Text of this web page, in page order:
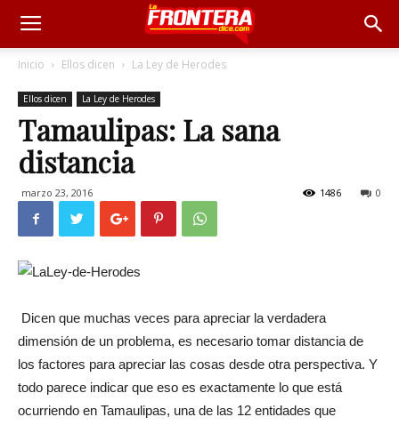
Inicio Ellos dicen La Ley de Herodes
Ellos dicen La Ley de Herodes
Tamaulipas: La sana
distancia
marzo 23, 2016 0
1486
Dicen que muchas veces para apreciar la verdadera
dimensión de un problema, es necesario tomar distancia de
los factores para apreciar las cosas desde otra perspectiva. Y
todo parece indicar que eso es exactamente lo que está
ocurriendo en Tamaulipas, una de las 12 entidades que